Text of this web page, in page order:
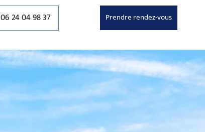
06 24 04 98 37 Prendre rendez-vous